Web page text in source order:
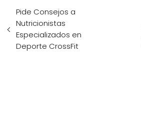
Pide Consejos a
Nutricionistas
Especializados en
Deporte CrossFit